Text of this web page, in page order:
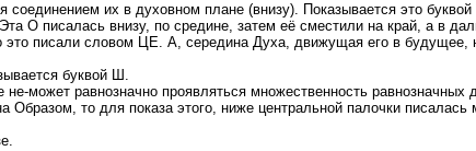
соединением их в духовном плане (внизу). Показывается это
О писалась внизу, по средине, затем её сместили на край, а в
это писали словом ЦЕ. А, середина Духа, движущая его в
буквой Ш.
может равнозначно проявляться множественность
Образом, то для показа этого, ниже центральной палочки